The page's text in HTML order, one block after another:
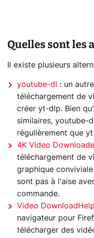
Quelles sont les
Il existe plusieurs
youtube-dl
: un
téléchargement de
créer yt-dlp. Bien
similaires, youtube-
régulièrement que
4K Video
téléchargement de
graphique
sont pas à l'aise
commande.
Video
navigateur pour
télécharger des